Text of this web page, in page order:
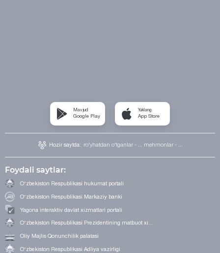
Mavjud
Google Play
Yuklang
App Store
Hozir saytda: ro'yhatdan o'tganlar - ... mehmonlar - ...
Foydali saytlar:
O‘zbekiston Respublikasi hukumat portali
O‘zbekiston Respublikasi Markaziy banki
Yagona interaktiv davlat xizmatlari portali
O‘zbekiston Respublikasi Prezidentining matbuot xi...
Oliy Majlis Qonunchilik palatasi
O‘zbekiston Respublikasi Adliya vazirligi